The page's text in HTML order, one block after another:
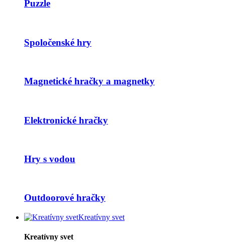
Puzzle
Spoločenské hry
Magnetické hračky a magnetky
Elektronické hračky
Hry s vodou
Outdoorové hračky
Kreatívny svet
Kreatívny svet